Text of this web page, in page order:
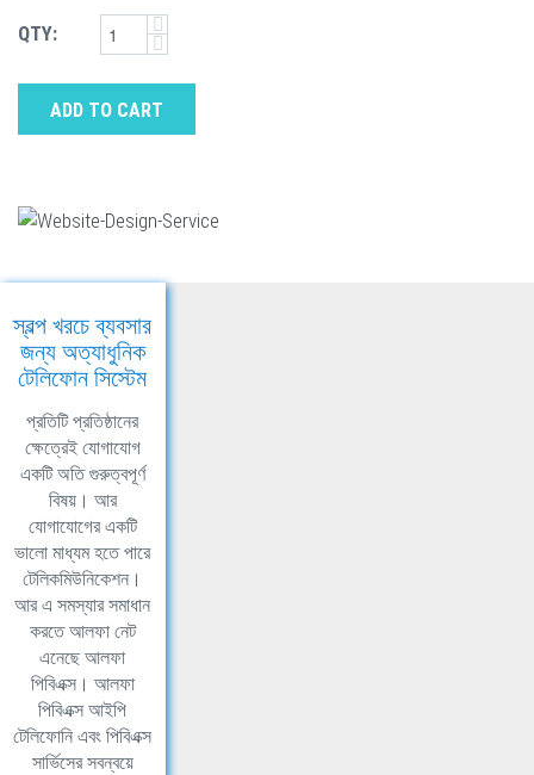
QTY:
ADD TO CART
স্বল্প খরচে ব্যবসার
জন্য অত্যাধুনিক
টেলিফোন সিস্টেম
প্রতিটি প্রতিষ্ঠানের
ক্ষেত্রেই যোগাযোগ
একটি অতি গুরুত্বপূর্ণ
বিষয়। আর
যোগাযোগের একটি
ভালো মাধ্যম হতে পারে
টেলিকমিউনিকেশন।
আর এ সমস্যার সমাধান
করতে আলফা নেট
এনেছে আলফা
পিবিএক্স। আলফা
পিবিএক্স আইপি
টেলিফোনি এবং পিবিএক্স
সার্ভিসের সবন্বয়ে